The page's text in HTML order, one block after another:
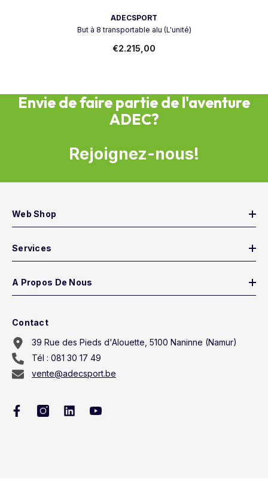
ADECSPORT
But à 8 transportable alu (L'unité)
€2.215,00
Envie de faire partie de l'aventure
ADEC?
Rejoignez-nous!
Web Shop
Services
A Propos De Nous
Contact
39 Rue des Pieds d'Alouette, 5100 Naninne (Namur)
Tél : 081 30 17 49
vente@adecsport.be